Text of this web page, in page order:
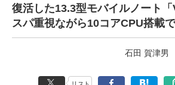
復活した13.3型モバイルノート
スパ重視ながら10コアCPU搭載
石田 賀津男